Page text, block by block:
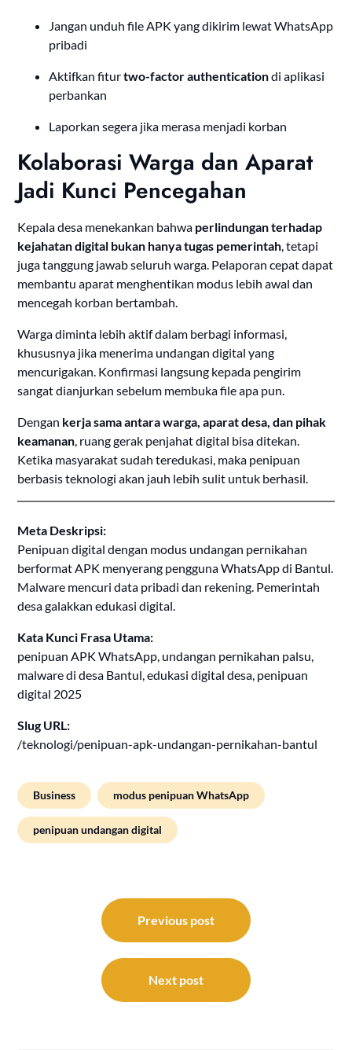
Jangan unduh file APK yang dikirim lewat WhatsApp
pribadi
Aktifkan fiturtwo-factor authenticationdi aplikasi
perbankan
Laporkan segera jika merasa menjadi korban
Kolaborasi Warga dan Aparat
Jadi Kunci Pencegahan
Kepala desa menekankan bahwa perlindungan terhadap
kejahatan digital bukan hanya tugas pemerintah , tetapi
juga tanggung jawab seluruh warga. Pelaporan cepat dapat
membantu aparat menghentikan modus lebih awal dan
mencegah korban bertambah.
Warga diminta lebih aktif dalam berbagi informasi,
khususnya jika menerima undangan digital yang
mencurigakan. Konfirmasi langsung kepada pengirim
sangat dianjurkan sebelum membuka file apa pun.
Dengan kerja sama antara warga, aparat desa, dan pihak
keamanan , ruang gerak penjahat digital bisa ditekan.
Ketika masyarakat sudah teredukasi, maka penipuan
berbasis teknologi akan jauh lebih sulit untuk berhasil.
Meta Deskripsi:
Penipuan digital dengan modus undangan pernikahan
berformat APK menyerang pengguna WhatsApp di Bantul.
Malware mencuri data pribadi dan rekening. Pemerintah
desa galakkan edukasi digital.
Kata Kunci Frasa Utama:
penipuan APK WhatsApp, undangan pernikahan palsu,
malware di desa Bantul, edukasi digital desa, penipuan
digital 2025
Slug URL:
/teknologi/penipuan-apk-undangan-pernikahan-bantul
Business modus penipuan WhatsApp
penipuan undangan digital
navigation
Previous post
Next post